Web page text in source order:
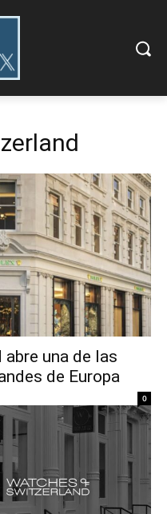
una de las
de Europa
0